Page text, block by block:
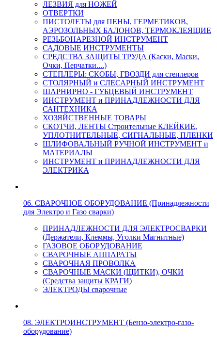
ЛЕЗВИЯ для НОЖЕЙ
ОТВЕРТКИ
ПИСТОЛЕТЫ для ПЕНЫ, ГЕРМЕТИКОВ,
АЭРОЗОЛЬНЫХ БАЛОНОВ, ТЕРМОКЛЕЯЩИЕ
РЕЗЬБОНАРЕЗНОЙ ИНСТРУМЕНТ
САДОВЫЕ ИНСТРУМЕНТЫ
СРЕДСТВА ЗАЩИТЫ ТРУДА (Каски, Маски,
Очки, Перчатки....)
СТЕПЛЕРЫ: СКОБЫ, ГВОЗДИ для степлеров
СТОЛЯРНЫЙ и СЛЕСАРНЫЙ ИНСТРУМЕНТ
ШАРНИРНО - ГУБЦЕВЫЙ ИНСТРУМЕНТ
ИНСТРУМЕНТ и ПРИНАДЛЕЖНОСТИ ДЛЯ
САНТЕХНИКА
ХОЗЯЙСТВЕННЫЕ ТОВАРЫ
СКОТЧИ, ЛЕНТЫ Строительные КЛЕЙКИЕ,
УПЛОТНИТЕЛЬНЫЕ, СИГНАЛЬНЫЕ, ПЛЕНКИ
ШЛИФОВАЛЬНЫЙ РУЧНОЙ ИНСТРУМЕНТ и
МАТЕРИАЛЫ
ИНСТРУМЕНТ и ПРИНАДЛЕЖНОСТИ ДЛЯ
ЭЛЕКТРИКА
06. СВАРОЧНОЕ ОБОРУДОВАНИЕ (Принадлежности
для Электро и Газо сварки)
ПРИНАДЛЕЖНОСТИ ДЛЯ ЭЛЕКТРОСВАРКИ
(Держатели, Клеммы, Уголки Магнитные)
ГАЗОВОЕ ОБОРУДОВАНИЕ
СВАРОЧНЫЕ АППАРАТЫ
СВАРОЧНАЯ ПРОВОЛКА
СВАРОЧНЫЕ МАСКИ (ЩИТКИ), ОЧКИ
(Средства защиты КРАГИ)
ЭЛЕКТРОДЫ сварочные
08. ЭЛЕКТРОИНСТРУМЕНТ (Бензо-электро-газо-
оборудование)